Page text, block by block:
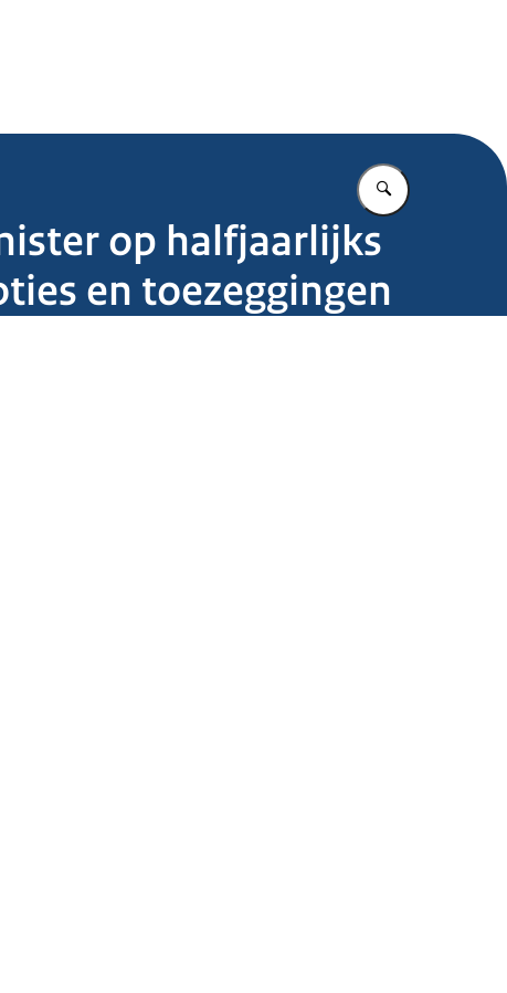
Vul in wat u
op halfjaarlijks
en toezeggingen